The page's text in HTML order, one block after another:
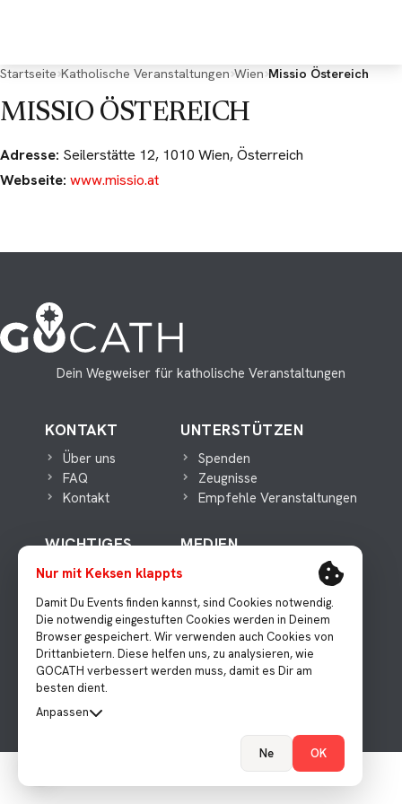
Startseite Katholische Veranstaltungen Wien Missio Östereich
MISSIO ÖSTEREICH
Adresse: Seilerstätte 12, 1010 Wien, Österreich
Webseite: www.missio.at
Dein Wegweiser für katholische Veranstaltungen
KONTAKT
Über uns
FAQ
Kontakt
UNTERSTÜTZEN
Spenden
Zeugnisse
Empfehle Veranstaltungen
WICHTIGES
Datenschutz
MEDIEN
Facebook
Youtube
Deine Rückmeldung *
E-Mail (optional, für Rückfragen)
Nur mit Keksen klappts
Damit Du Events finden kannst, sind Cookies notwendig.
Die notwendig eingestuften Cookies werden in Deinem
Browser gespeichert. Wir verwenden auch Cookies von
Drittanbietern. Diese helfen uns, zu analysieren, wie
GOCATH verbessert werden muss, damit es Dir am
besten dient.
Anpassen
Wird verwendet um die Consent Einstellung
Immer an
Ne OK